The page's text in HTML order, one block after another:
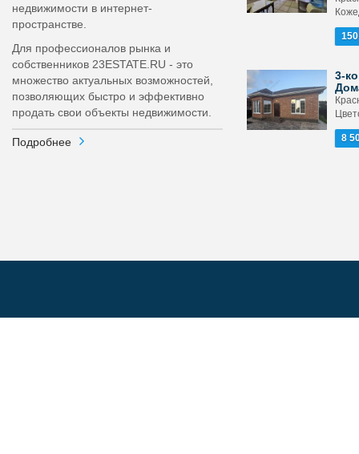
недвижимости в интернет-
пространстве.
Для профессионалов рынка и
собственников 23ESTATE.RU - это
множество актуальных возможностей,
позволяющих быстро и эффективно
продать свои объекты недвижимости.
Подробнее
3-
8